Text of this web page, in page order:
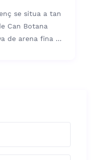
se situa a tan
Can Botana
de arena fina ...